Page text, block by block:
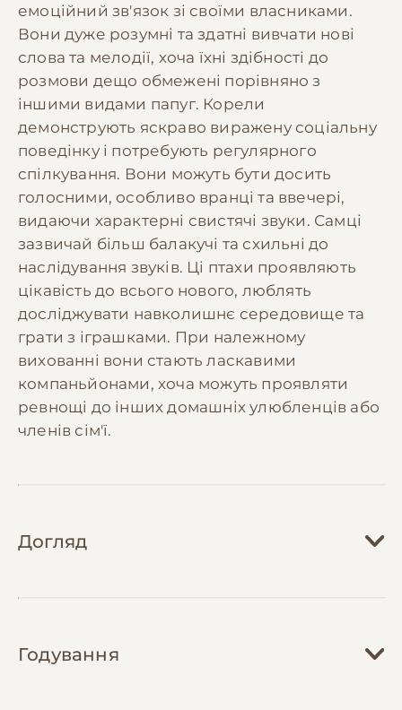
емоційний зв'язок зі своїми власниками.
Вони дуже розумні та здатні вивчати нові
слова та мелодії, хоча їхні здібності до
розмови дещо обмежені порівняно з
іншими видами папуг. Корели
демонструють яскраво виражену соціальну
поведінку і потребують регулярного
спілкування. Вони можуть бути досить
голосними, особливо вранці та ввечері,
видаючи характерні свистячі звуки. Самці
зазвичай більш балакучі та схильні до
наслідування звуків. Ці птахи проявляють
цікавість до всього нового, люблять
досліджувати навколишнє середовище та
грати з іграшками. При належному
вихованні вони стають ласкавими
компаньйонами, хоча можуть проявляти
ревнощі до інших домашніх улюбленців або
членів сім'ї.
Догляд
відповідних умов утримання. Клітка повинна
бути достатньо просторою (мінімум
Годування